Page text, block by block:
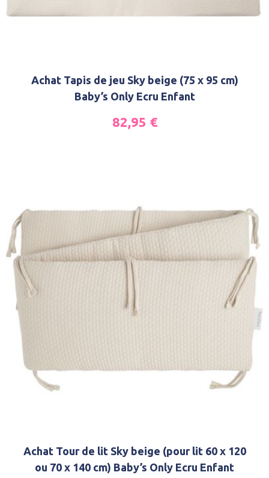
Achat Tapis de jeu Sky beige (75 x 95 cm)
Baby’s Only Ecru Enfant
82,95 €
Achat Tour de lit Sky beige (pour lit 60 x 120
ou 70 x 140 cm) Baby’s Only Ecru Enfant